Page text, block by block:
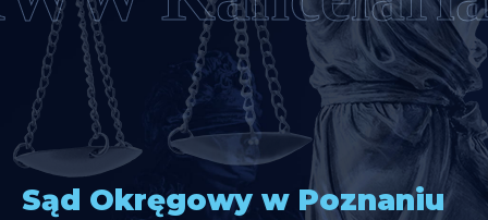
Sąd Okręgowy w Poznaniu